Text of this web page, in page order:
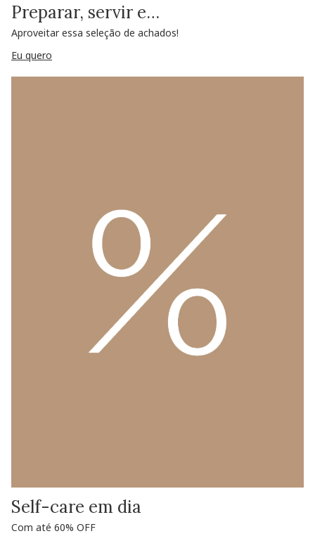
Preparar, servir e…
Aproveitar essa seleção de achados!
Eu quero
Self-care em dia
Com até 60% OFF